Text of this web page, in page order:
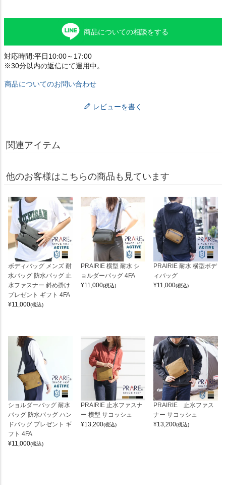
商品についての相談をする
対応時間:平日10:00～17:00
※30分以内の返信にて運用中。
商品についてのお問い合わせ
レビューを書く
関連アイテム
他のお客様はこちらの商品も見ています
ボディバッグ メンズ 耐
水バッグ 防水バッグ 止
水ファスナー 斜め掛け
プレゼント ギフト 4FA
¥11,000(税込)
PRAIRIE 横型 耐水 シ
ョルダーバッグ 4FA
¥11,000(税込)
PRAIRIE 耐水 横型ボデ
ィバッグ
¥11,000(税込)
ショルダーバッグ 耐水
バッグ 防水バッグ ハン
ドバッグ プレゼント ギ
フト 4FA
¥11,000(税込)
PRAIRIE 止水ファスナ
ー 横型 サコッシュ
¥13,200(税込)
PRAIRIE 止水ファス
ナー サコッシュ
¥13,200(税込)